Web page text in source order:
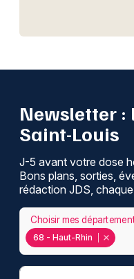
Newsletter :
Saint-Louis
J-5 avant votre dose
Bons plans, sorties,
rédaction JDS,
68 - Haut-Rhin
Choisir mes